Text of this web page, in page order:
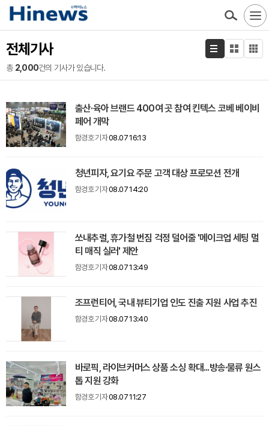
전체기사
총 2,000건의 기사가 있습니다.
출산·육아 브랜드 400여 곳 참여 킨텍스 코베 베이비
페어 개막
함경호 기자08.07 16:13
청년피자, 요기요 주문 고객 대상 프로모션 전개
함경호 기자08.07 14:20
쏘내추럴, 휴가철 번짐 걱정 덜어줄 '메이크업 세팅 멀
티 매직 실러' 제안
함경호 기자08.07 13:49
조프런티어, 국내 뷰티기업 인도 진출 지원 사업 추진
함경호 기자08.07 13:40
바로픽, 라이브커머스 상품 소싱 확대...방송·물류 원스
톱 지원 강화
함경호 기자08.07 11:27